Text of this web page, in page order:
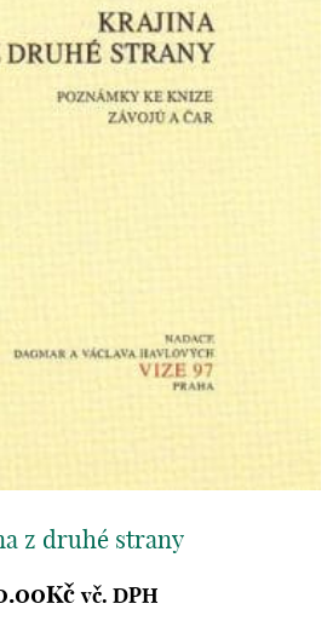
z druhé strany
Kč vč. DPH